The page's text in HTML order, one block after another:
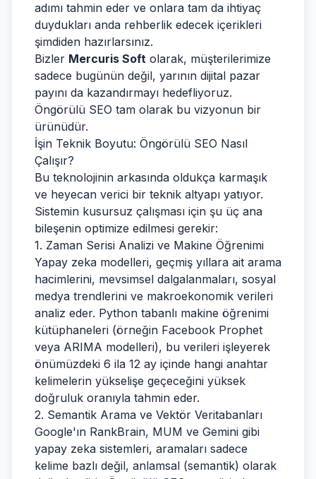
adımı tahmin eder ve onlara tam da ihtiyaç
duydukları anda rehberlik edecek içerikleri
şimdiden hazırlarsınız.
Bizler Mercuris Soft olarak, müşterilerimize
sadece bugünün değil, yarının dijital pazar
payını da kazandırmayı hedefliyoruz.
Öngörülü SEO tam olarak bu vizyonun bir
ürünüdür.
İşin Teknik Boyutu: Öngörülü SEO Nasıl
Çalışır?
Bu teknolojinin arkasında oldukça karmaşık
ve heyecan verici bir teknik altyapı yatıyor.
Sistemin kusursuz çalışması için şu üç ana
bileşenin optimize edilmesi gerekir:
1. Zaman Serisi Analizi ve Makine Öğrenimi
Yapay zeka modelleri, geçmiş yıllara ait arama
hacimlerini, mevsimsel dalgalanmaları, sosyal
medya trendlerini ve makroekonomik verileri
analiz eder. Python tabanlı makine öğrenimi
kütüphaneleri (örneğin Facebook Prophet
veya ARIMA modelleri), bu verileri işleyerek
önümüzdeki 6 ila 12 ay içinde hangi anahtar
kelimelerin yükselişe geçeceğini yüksek
doğruluk oranıyla tahmin eder.
2. Semantik Arama ve Vektör Veritabanları
Google'ın RankBrain, MUM ve Gemini gibi
yapay zeka sistemleri, aramaları sadece
kelime bazlı değil, anlamsal (semantik) olarak